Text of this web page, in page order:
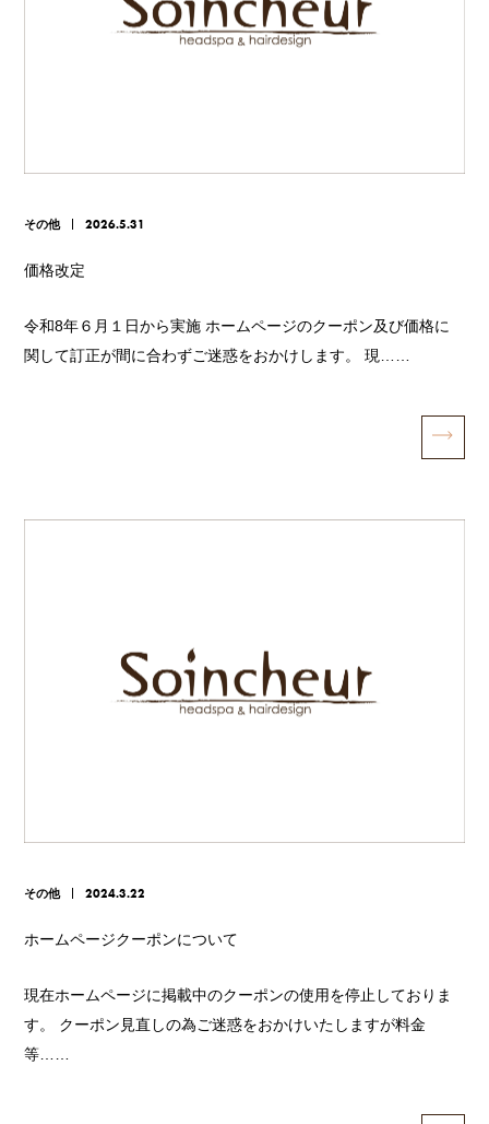
その他 2026.5.31
価格改定
令和8年６月１日から実施 ホームページのクーポン及び価格に
関して訂正が間に合わずご迷惑をおかけします。 現……
その他 2024.3.22
ホームページクーポンについて
現在ホームページに掲載中のクーポンの使用を停止しておりま
す。 クーポン見直しの為ご迷惑をおかけいたしますが料金
等……